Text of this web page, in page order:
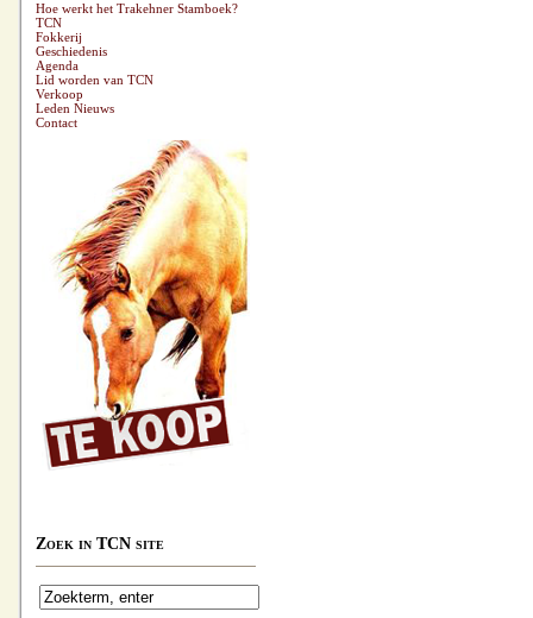
Hoe werkt het Trakehner Stamboek?
TCN
Fokkerij
Geschiedenis
Agenda
Lid worden van TCN
Verkoop
Leden Nieuws
Contact
Zoek in TCN site